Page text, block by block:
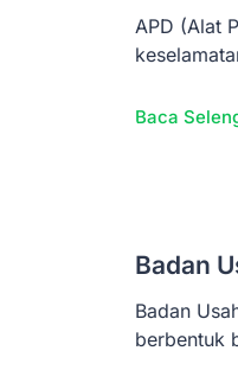
APD (Alat
Baca
Badan
Badan
berbentuk